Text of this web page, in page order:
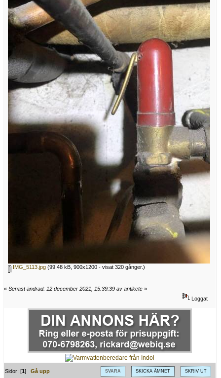
IMG_5113.jpg (99.48 kB, 900x1200 - visat 320 gånger.)
« Senast ändrad: 12 december 2021, 15:39:39 av antikctc »
Loggat
SVARA SKICKA ÄMNET SKRIV UT
Sidor: [1]Gå upp